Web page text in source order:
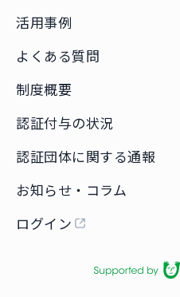
活用事例
よくある質問
制度概要
認証付与の状況
認証団体に関する通報
お知らせ・コラム
ログイン